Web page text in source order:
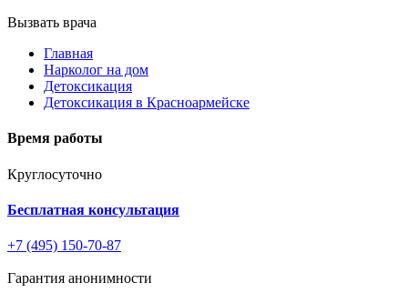
Вызвать врача
Главная
Нарколог на дом
Детоксикация
Детоксикация в Красноармейске
Время работы
Круглосуточно
Бесплатная консультация
+7 (495) 150-70-87
Гарантия анонимности